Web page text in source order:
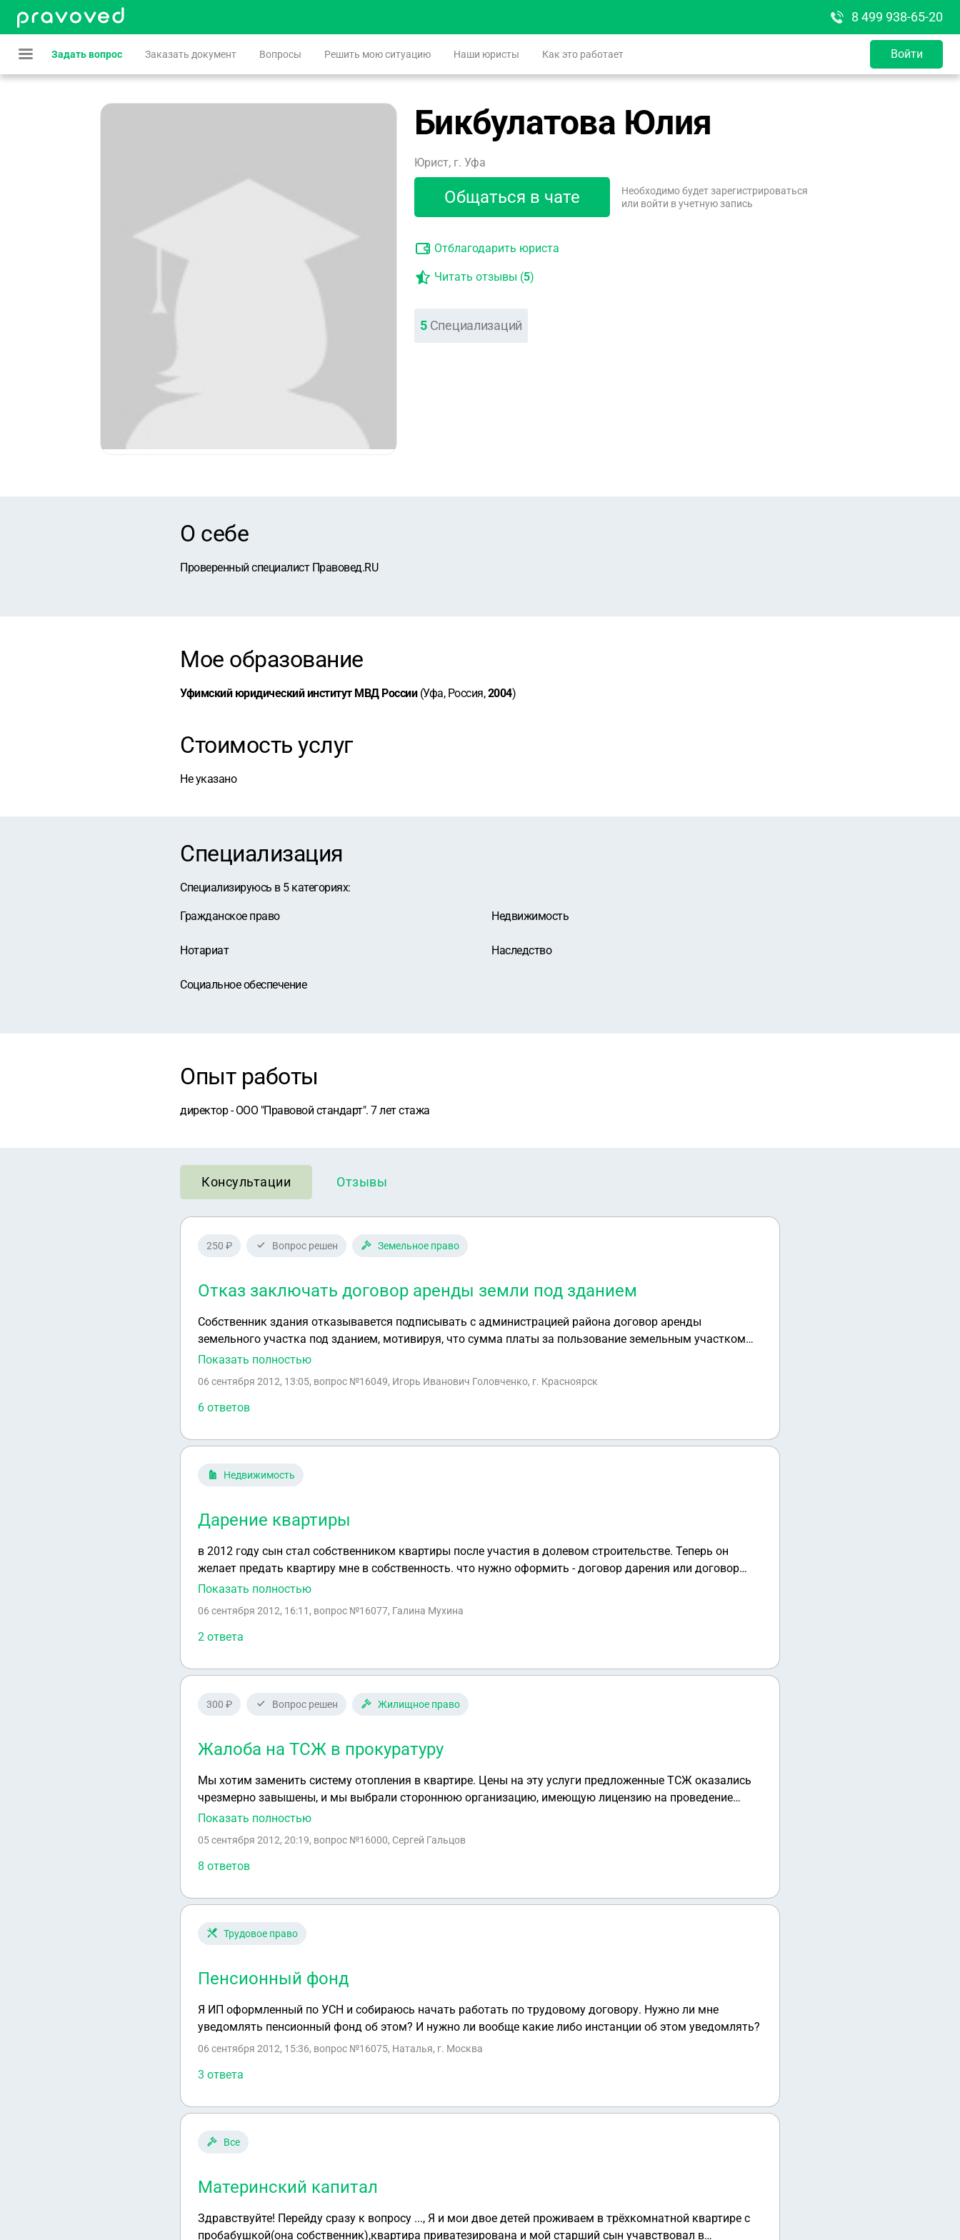
8 499 938-65-20
Задать вопрос Заказать документ Вопросы Решить мою ситуацию Наши юристы Как это работает Войти
Бикбулатова Юлия
Юрист, г. Уфа
Общаться в чате
Необходимо будет зарегистрироваться
или войти в учетную запись
Отблагодарить юриста
Читать отзывы (5)
5 Специализаций
О себе
Проверенный специалист Правовед.RU
Мое образование
Уфимский юридический институт МВД России(Уфа, Россия,2004)
Стоимость услуг
Не указано
Специализация
Специализируюсь в 5 категориях:
Гражданское право Недвижимость
Нотариат Наследство
Социальное обеспечение
Опыт работы
директор - ООО "Правовой стандарт". 7 лет стажа
Консультации Отзывы
250 ₽ Вопрос решен Земельное право
Отказ заключать договор аренды земли под зданием
Собственник здания отказывавется подписывать с администрацией района договор аренды
земельного участка под зданием, мотивируя, что сумма платы за пользование земельным участком
его не устраивает и она в разы меньше размеров штрафов, которые он будет платить в год.как обязать
Показать полностью
06 сентября 2012, 13:05, вопрос №16049, Игорь Иванович Головченко, г. Красноярск
6 ответов
Недвижимость
Дарение квартиры
в 2012 году сын стал собственником квартиры после участия в долевом строительстве. Теперь он
желает предать квартиру мне в собственность. что нужно оформить - договор дарения или договор
купли-продажи - чтобы не понести большие финансовые затраты?
Показать полностью
06 сентября 2012, 16:11 , вопрос №16077, Галина Мухина
2 ответа
300 ₽ Вопрос решен Жилищное право
Жалоба на ТСЖ в прокуратуру
Мы хотим заменить систему отопления в квартире. Цены на эту услуги предложенные ТСЖ оказались
чрезмерно завышены, и мы выбрали стороннюю организацию, имеющую лицензию на проведение
такого рода работ. На просьбу отключить стояк отопления для проведения замены системы отопления
стояки после проведения работ не несет. Правомерны ли их действия и, если нет, то каким образом
Показать полностью
05 сентября 2012, 20:19, вопрос №16000, Сергей Гальцов
8 ответов
Трудовое право
Пенсионный фонд
Я ИП оформленный по УСН и собираюсь начать работать по трудовому договору. Нужно ли мне
уведомлять пенсионный фонд об этом? И нужно ли вообще какие либо инстанции об этом уведомлять?
06 сентября 2012, 15:36, вопрос №16075, Наталья, г. Москва
3 ответа
Все
Материнский капитал
Здравствуйте! Перейду сразу к вопросу ..., Я и мои двое детей проживаем в трёхкомнатной квартире с
пробабушкой(она собственник),квартира приватезирована и мой старший сын учавствовал в